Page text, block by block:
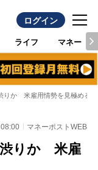
ログイン
ライフ マネー
りか 米雇用情勢を見極める
マネーポストWEB
渋りか 米雇